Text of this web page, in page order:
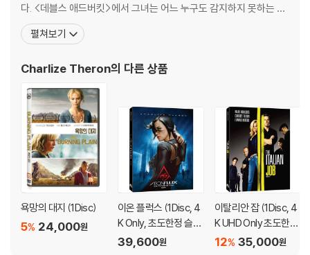
※ 디스크 외관 불량
디스크에 미세한 잔 흠집이 남아있거나 인쇄 면이 깨끗하지 않은 경우가
있으며, 상품의 불량이 아닙니다. 단, 재생에 이상이 있는 경우에는 불량으
로 인한 반품/교환이 가능합니다.
※ 교환/반품 안내
1) 불량으로 인한 교환/반품 요청 시에는 불량 확인을 위해 개봉 시의 동영
상을 요청할 수 있으며, 동영상이 없는 경우 교환/반품이 제한될 수 있습니
관련 사진과 동영상 및 재생 기기 모델명을 첨부하여 첨부하여 고객센터에
문의 바랍니다.
부담 후 처리 가능합니다.
3) 스틸북 한정판, 초회 한정판의 경우 제작 수량이 한정되어 있고, 택배
이동 과정에서의 손상이 발생하면, 재 판매가 어려우므로 신중한 구매 선
다. <데블스 애드버킷>에서 그녀는 어느 누구도 감지하지 못하는 악
마의 존재를 혼자서 감지하며 스스로 부서져 가던 투명한 영혼으로
다가왔었다. 그런 그녀가 스타덤에 오른 영화는 라세 할스트롬 감독
분)의 사랑과 성을 눈뜨게 한 여자, 한 남자를 사랑
펼쳐보기
Charlize Theron의 다른 상품
욕망의 대지 (1Disc)
24,000원
5%
이온 플럭스 (1Disc, 4
K Only, 초도한정 슬립
케이스) : 블루레이
39,600원
이탈리안 잡 (1Disc, 4
K UHD Only 초도한정
슬립케이스) : 블루레
35,000원
12%